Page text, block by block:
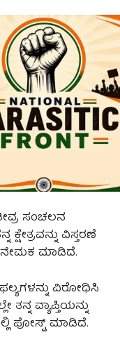
ಸಂಚಲನ
ವಿಸ್ತರಣೆ
ನೇಮಕ ಮಾಡಿದೆ.
ಫಲ್ಯಗಳನ್ನು ವಿರೋಧಿಸಿ
ವ್ಯಾಪ್ತಿಯನ್ನು
ಪೋಸ್ಟ್ ಮಾಡಿದೆ.